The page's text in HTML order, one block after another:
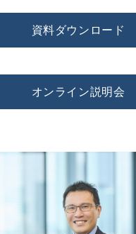
資料ダウンロード
オンライン説明会